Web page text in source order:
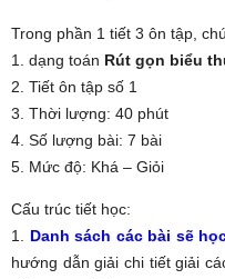
Trong phần 1 tiết 3 ôn tập,
1. dạng toán Rút gọn biểu
2. Tiết ôn tập số 1
3. Thời lượng: 40 phút
4. Số lượng bài: 7 bài
5. Mức độ: Khá – Giỏi
Cấu trúc tiết học:
1. Danh sách các bài sẽ
hướng dẫn giải chi tiết giải